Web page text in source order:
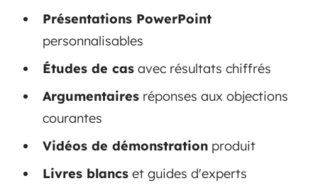
Présentations PowerPoint
personnalisables
Études de cas avec résultats chiffrés
Argumentaires réponses aux objections
courantes
Vidéos de démonstration produit
Livres blancs et guides d'experts